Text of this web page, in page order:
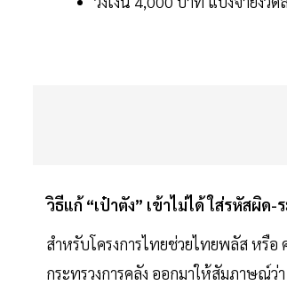
วิธีแก้ “เป๋าตัง” เข้าไม่ได้ ใส่รหัสผิ
สำหรับโครงการไทยช่วยไทยพลัส หรื
กระทรวงการคลัง ออกมาให้สัมภาษณ์